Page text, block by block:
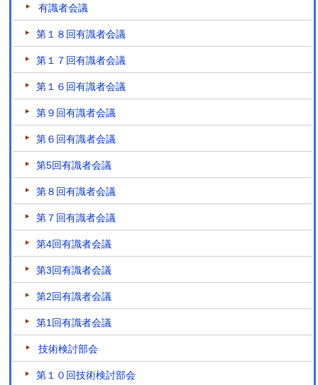
有識者会議
第１８回有識者会議
第１７回有識者会議
第１６回有識者会議
第９回有識者会議
第６回有識者会議
第5回有識者会議
第８回有識者会議
第７回有識者会議
第4回有識者会議
第3回有識者会議
第2回有識者会議
第1回有識者会議
技術検討部会
第１０回技術検討部会